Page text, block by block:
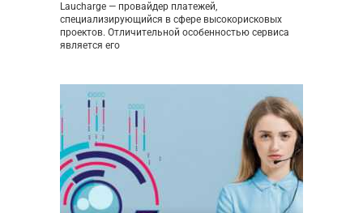
Laucharge — провайдер платежей,
специализирующийся в сфере высокорисковых
проектов. Отличительной особенностью сервиса
является его